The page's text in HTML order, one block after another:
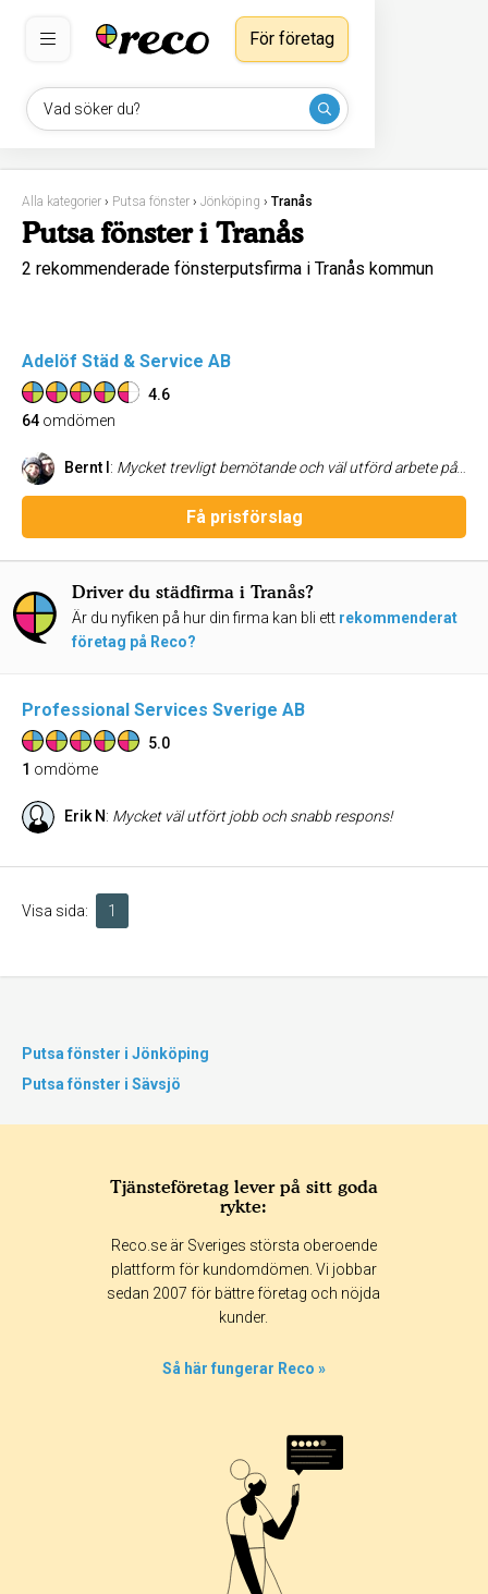
Vad söker du?
För företag
Alla kategorier › Putsa fönster › Jönköping › Tranås
Putsa fönster i Tranås
2 rekommenderade fönsterputsfirma i Tranås kommun
Adelöf Städ & Service AB
4.6
64 omdömen
Bernt I : Mycket trevligt bemötande och väl utförd arbete på fönsterputsningen som vi beställde för första gången och som vi kommer att anlita igen!
Få prisförslag
Driver du städfirma i Tranås?
Är du nyfiken på hur din firma kan bli ett rekommenderat
företag på Reco?
Professional Services Sverige AB
5.0
1 omdöme
Erik N: Mycket väl utfört jobb och snabb respons!
Visa sida: 1
Putsa fönster i Jönköping
Putsa fönster i Sävsjö
Tjänsteföretag lever på sitt goda
rykte:
Reco.se är Sveriges största oberoende
plattform för kundomdömen. Vi jobbar
sedan 2007 för bättre företag och nöjda
kunder.
Så här fungerar Reco »